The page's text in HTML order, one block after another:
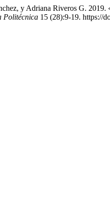
y Adriana Riveros G.
Politécnica 15 (28):9-19. https://